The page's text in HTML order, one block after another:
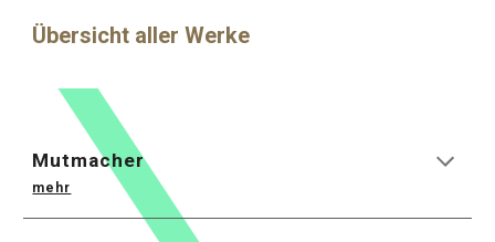
Übersicht aller Werke
Mutmacher
mehr